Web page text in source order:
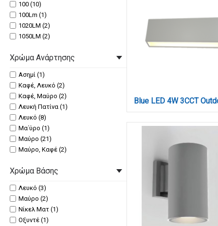
100 (10)
100Lm (1)
1020LM (2)
1050LM (2)
150 (9)
200 (6)
214 (1)
220 (4)
260 (4)
300 (3)
320 (6)
345 (1)
500 (7)
600 (9)
640 (1)
650 (2)
700 (3)
770 (1)
Χρώμα Ανάρτησης
Ασημί (1)
Καφέ, Λευκό (2)
Καφέ, Μαύρο (2)
Λευκή Πατίνα (1)
Λευκό (8)
Μα΄ύρο (1)
Μαύρο (21)
Μαύρο, Καφέ (2)
Χρυσαφί (5)
Χρώμιο (12)
Χρώμα Βάσης
Λευκό (3)
Μαύρο (2)
Νίκελ Ματ (1)
Οξυντέ (1)